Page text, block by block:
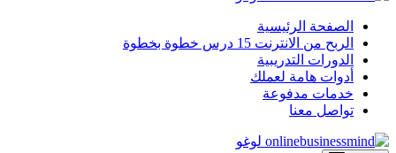
الصفحة الرئيسية
الربح من الانترنت 15 درس خطوة بخطوة
الدورات التدريبية
أدوات هامة لعملك
خدمات مدفوعة
تواصل معنا